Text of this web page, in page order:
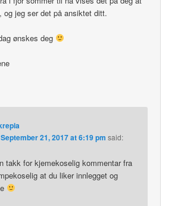
og jeg ser det på ansiktet ditt.
ønskes deg
September 21, 2017 at 6:19 pm said:
takk for kjemekoselig kommentar fra
at du liker innlegget og